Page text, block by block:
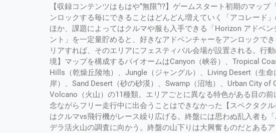
【収録コンテンツはもはや“無限”!?】ゲームスタート初期のマッ
ンロックする毎にできることはどんどん増えていく「アコレード
ほか、課題によってはクルマや服も入手できる「Horizon アドベ
ント」を一定量貯めると、好きなアドベンチャーをアンロックで
リアすれば、そのエリアにフェスティバル会場が設置される。行
境】マップを構成するバイオームはCanyon（峡谷）、Tropical
Hills（乾燥丘陵地）、Jungle（ジャングル）、Living Desert（生
岸）、Sand Desert（砂の砂漠）、Swamp（沼地）、Urban City of
Volcano（火山）の11種類。エリアごとに異なる特色がある目の
念ながらフリー走行中に出会うことはできなかった【スペクタク
はクルマvs飛行機がレース繰り広げる。終盤には思わぬ乱入者も
デラ活火山の調査に向かう。終盤の山下りは大興奮ものだとある